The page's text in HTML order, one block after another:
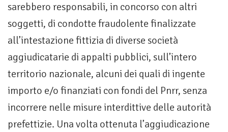
sarebbero responsabili, in concorso con altri
soggetti, di condotte fraudolente finalizzate
all’intestazione fittizia di diverse società
aggiudicatarie di appalti pubblici, sull’intero
territorio nazionale, alcuni dei quali di ingente
importo e/o finanziati con fondi del Pnrr, senza
incorrere nelle misure interdittive delle autorità
prefettizie. Una volta ottenuta l’aggiudicazione